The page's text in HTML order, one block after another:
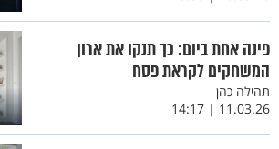
פינה אחת ביום: כך תנקו את ארון
המשחקים לקראת פסח
תהילה כהן
11.03.26 | 14:17